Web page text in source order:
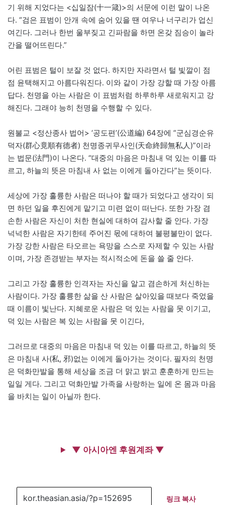
기 위해 지었다는 <십일잠(十一箴)>의 서문에 이런 말이 나온
다. “검은 표범이 안개 속에 숨어 있을 땐 여우나 너구리가 업신
여긴다. 그러나 한번 울부짖고 긴파람을 하면 온갖 짐승이 놀라
간을 떨어뜨린다.”
어린 표범은 털이 보잘 것 없다. 하지만 자라면서 털 빛깔이 점
점 윤택해지고 아름다워진다. 이와 같이 가장 강할 때 가장 아름
답다. 천명을 아는 사람은 이 표범처럼 하루하루 새로워지고 강
해진다. 그래야 능히 천명을 수행할 수 있다.
원불교 <정산종사 법어> ‘공도편’(公道編) 64장에 “군심경순유
덕자(群心竟順有德者) 천명종귀무사인(天命終歸無私人)”이라
는 법문(法門)이 나온다. “대중의 마음은 마침내 덕 있는 이를 따
르고, 하늘의 뜻은 마침내 사 없는 이에게 돌아간다”는 뜻이다.
세상에 가장 훌륭한 사람은 떠나야 할 때가 되었다고 생각이 되
면 하던 일을 후진에게 맡기고 미련 없이 떠난다. 또한 가장 겸
손한 사람은 자신이 처한 현실에 대하여 감사할 줄 안다. 가장
넉넉한 사람은 자기한테 주어진 몫에 대하여 불평불만이 없다.
가장 강한 사람은 타오르는 욕망을 스스로 자제할 수 있는 사람
이며, 가장 존경받는 부자는 적시적소에 돈을 쓸 줄 안다.
그리고 가장 훌륭한 인격자는 자신을 알고 겸손하게 처신하는
사람이다. 가장 훌륭한 삶을 산 사람은 살아있을 때보다 죽었을
때 이름이 빛난다. 지혜로운 사람은 덕 있는 사람을 못 이기고,
덕 있는 사람은 복 있는 사람을 못 이긴다,
그러므로 대중의 마음은 마침내 덕 있는 이를 따르고, 하늘의 뜻
은 마침내 사(私, 邪)없는 이에게 돌아가는 것이다. 필자의 천명
은 덕화만발을 통해 세상을 조금 더 맑고 밝고 훈훈하게 만드는
일일 게다. 그리고 덕화만발 가족을 사랑하는 일에 온 몸과 마음
을 바치는 일이 아닐까 한다.
▼ 아시아엔 후원계좌 ▼
링크 복사